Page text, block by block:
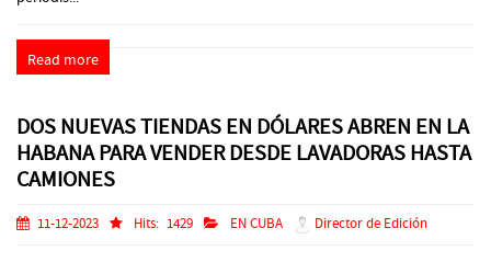
Read more
DOS NUEVAS TIENDAS EN DÓLARES ABREN EN LA
HABANA PARA VENDER DESDE LAVADORAS HASTA
CAMIONES
11-12-2023 Hits: 1429 EN CUBA Director de Edición